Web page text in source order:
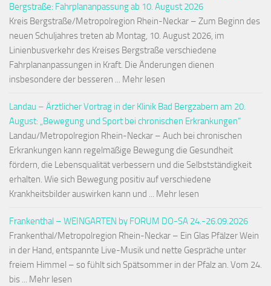
Bergstraße: Fahrplananpassung ab 10. August 2026
Kreis Bergstraße/Metropolregion Rhein-Neckar – Zum Beginn des
neuen Schuljahres treten ab Montag, 10. August 2026, im
Linienbusverkehr des Kreises Bergstraße verschiedene
Fahrplananpassungen in Kraft. Die Änderungen dienen
insbesondere der besseren ... Mehr lesen
Landau – Ärztlicher Vortrag in der Klinik Bad Bergzabern am 20.
August: „Bewegung und Sport bei chronischen Erkrankungen“
Landau/Metropolregion Rhein-Neckar – Auch bei chronischen
Erkrankungen kann regelmäßige Bewegung die Gesundheit
fördern, die Lebensqualität verbessern und die Selbstständigkeit
erhalten. Wie sich Bewegung positiv auf verschiedene
Krankheitsbilder auswirken kann und ... Mehr lesen
Frankenthal – WEINGARTEN by FORUM DO-SA 24.-26.09.2026
Frankenthal/Metropolregion Rhein-Neckar – Ein Glas Pfälzer Wein
in der Hand, entspannte Live-Musik und nette Gespräche unter
freiem Himmel – so fühlt sich Spätsommer in der Pfalz an. Vom 24.
bis ... Mehr lesen